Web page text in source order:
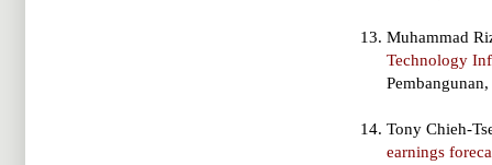
Muhammad
Technology
Tony Chieh-
earnings